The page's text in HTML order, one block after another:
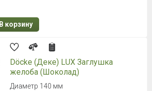
В корзину
Döcke (Деке) LUX Заглушка
желоба (Шоколад)
Диаметр 140 мм